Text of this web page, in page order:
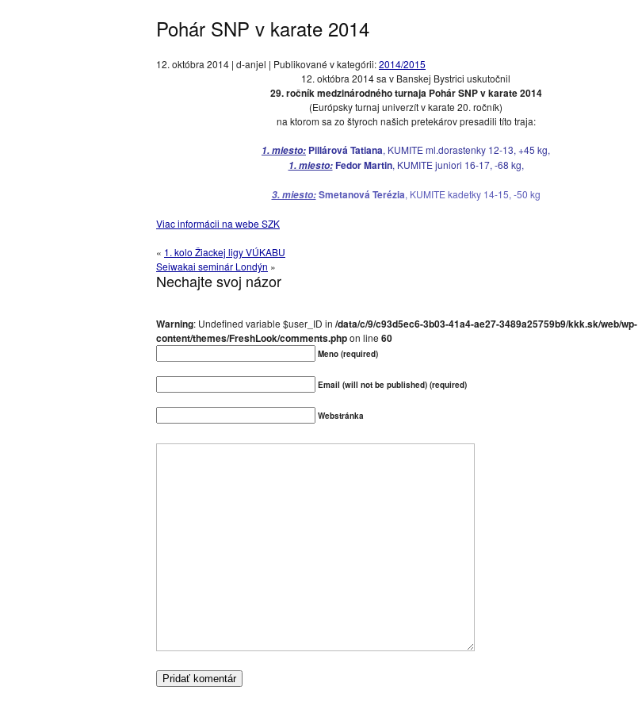
Pohár SNP v karate 2014
12. októbra 2014 | d-anjel | Publikované v kategórii:2014/2015
12. októbra 2014 sa v Banskej Bystrici uskutočnil
29. ročník medzinárodného turnaja Pohár SNP v karate 2014
(Európsky turnaj univerzít v karate 20. ročník)
na ktorom sa zo štyroch našich pretekárov presadili títo traja:
1. miesto: Pillárová Tatiana, KUMITE ml.dorastenky 12-13, +45 kg,
1. miesto:Fedor Martin, KUMITE juniori 16-17, -68 kg,
3. miesto: Smetanová Terézia, KUMITE kadetky 14-15, -50 kg
Viac informácii na webe SZK
« 1. kolo Žiackej ligy VÚKABU
Seiwakai seminár Londýn »
Nechajte svoj názor
Warning: Undefined variable $user_ID in /data/c/9/c93d5ec6-3b03-41a4-ae27-3489a25759b9/kkk.sk/web/wp-
content/themes/FreshLook/comments.phpon line 60
Meno (required)
Email (will not be published) (required)
Webstránka